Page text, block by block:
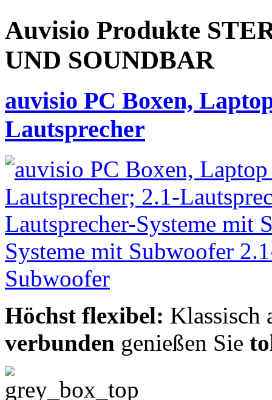
Auvisio Produkte
UND SOUNDBAR
auvisio PC Boxen,
Lautsprecher
Höchst flexibel: Klassisch
verbunden genießen Sie